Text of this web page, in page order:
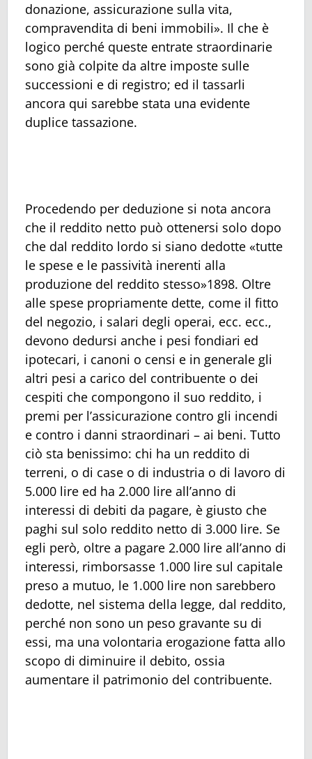
donazione, assicurazione sulla vita,
compravendita di beni immobili». Il che è
logico perché queste entrate straordinarie
sono già colpite da altre imposte sulle
successioni e di registro; ed il tassarli
ancora qui sarebbe stata una evidente
duplice tassazione.
Procedendo per deduzione si nota ancora
che il reddito netto può ottenersi solo dopo
che dal reddito lordo si siano dedotte «tutte
le spese e le passività inerenti alla
produzione del reddito stesso»1898. Oltre
alle spese propriamente dette, come il fitto
del negozio, i salari degli operai, ecc. ecc.,
devono dedursi anche i pesi fondiari ed
ipotecari, i canoni o censi e in generale gli
altri pesi a carico del contribuente o dei
cespiti che compongono il suo reddito, i
premi per l’assicurazione contro gli incendi
e contro i danni straordinari – ai beni. Tutto
ciò sta benissimo: chi ha un reddito di
terreni, o di case o di industria o di lavoro di
5.000 lire ed ha 2.000 lire all’anno di
interessi di debiti da pagare, è giusto che
paghi sul solo reddito netto di 3.000 lire. Se
egli però, oltre a pagare 2.000 lire all’anno di
interessi, rimborsasse 1.000 lire sul capitale
preso a mutuo, le 1.000 lire non sarebbero
dedotte, nel sistema della legge, dal reddito,
perché non sono un peso gravante su di
essi, ma una volontaria erogazione fatta allo
scopo di diminuire il debito, ossia
aumentare il patrimonio del contribuente.